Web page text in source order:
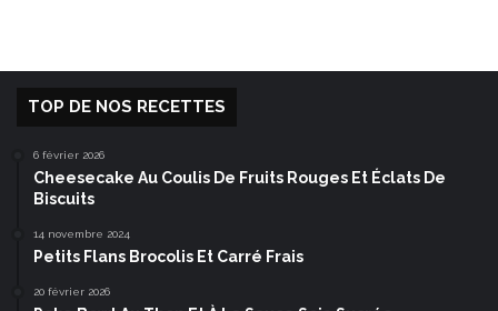
TOP DE NOS RECETTES
6 février 2026
Cheesecake Au Coulis De Fruits Rouges Et Éclats De
Biscuits
14 novembre 2024
Petits Flans Brocolis Et Carré Frais
20 février 2026